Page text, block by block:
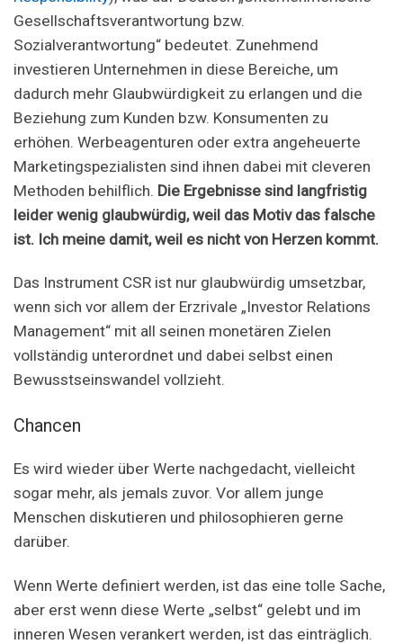
Gesellschaftsverantwortung bzw.
Sozialverantwortung“ bedeutet. Zunehmend
investieren Unternehmen in diese Bereiche, um
dadurch mehr Glaubwürdigkeit zu erlangen und die
Beziehung zum Kunden bzw. Konsumenten zu
erhöhen. Werbeagenturen oder extra angeheuerte
Marketingspezialisten sind ihnen dabei mit cleveren
Methoden behilflich. Die Ergebnisse sind langfristig
leider wenig glaubwürdig, weil das Motiv das falsche
ist. Ich meine damit, weil es nicht von Herzen kommt.
Das Instrument CSR ist nur glaubwürdig umsetzbar,
wenn sich vor allem der Erzrivale „Investor Relations
Management“ mit all seinen monetären Zielen
vollständig unterordnet und dabei selbst einen
Bewusstseinswandel vollzieht.
Chancen
Es wird wieder über Werte nachgedacht, vielleicht
sogar mehr, als jemals zuvor. Vor allem junge
Menschen diskutieren und philosophieren gerne
darüber.
Wenn Werte definiert werden, ist das eine tolle Sache,
aber erst wenn diese Werte „selbst“ gelebt und im
inneren Wesen verankert werden, ist das einträglich.